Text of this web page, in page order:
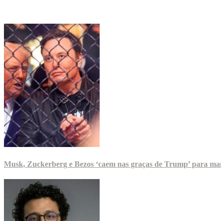
Musk, Zuckerberg e Bezos ‘caem nas graças de Trump’ para